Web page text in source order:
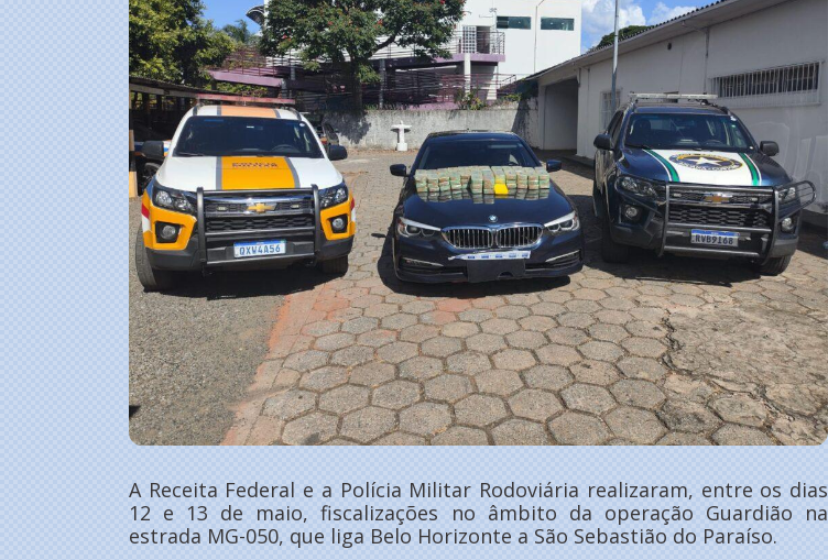
A Receita Federal e a Polícia Militar Rodoviária realizaram, entre os dias
12 e 13 de maio, fiscalizações no âmbito da operação Guardião na
estrada MG-050, que liga Belo Horizonte a São Sebastião do Paraíso.